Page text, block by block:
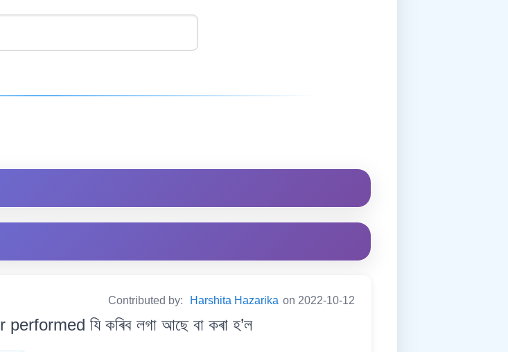
Contributed by: Harshita Hazarika on 2022-10-12
যি কৰিব লগা আছে বা কৰা হ’ল